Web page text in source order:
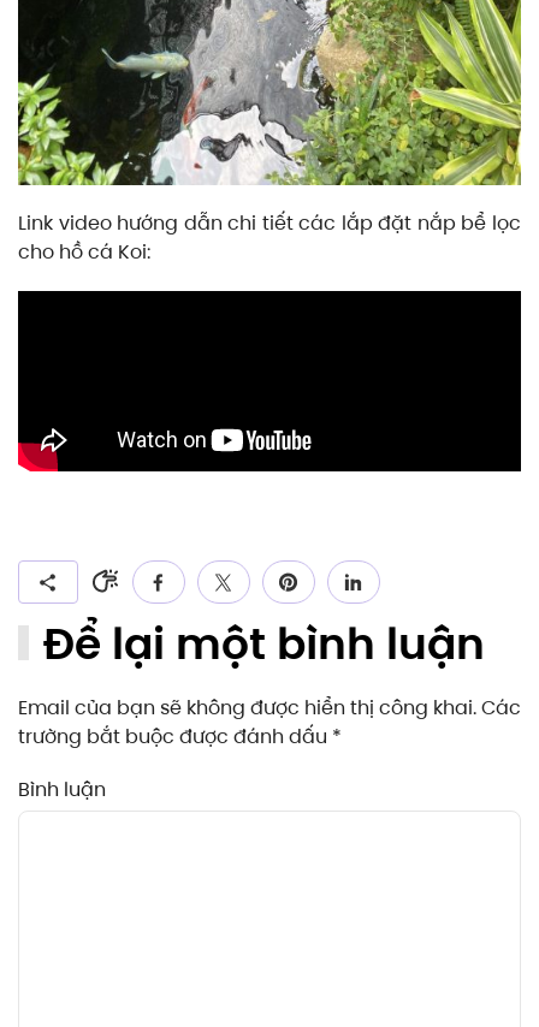
Link video hướng dẫn chi tiết các lắp đặt nắp bể lọc
cho hồ cá Koi:
Để lại một bình luận
Email của bạn sẽ không được hiển thị công khai. Các
trường bắt buộc được đánh dấu *
Bình luận